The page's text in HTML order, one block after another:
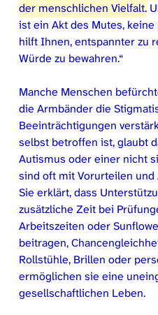
der menschlichen Vielfalt.
ist ein Akt des Mutes, keine
hilft Ihnen, entspannter zu
Würde zu bewahren.“
Manche Menschen
die Armbänder die
Beeinträchtigungen
selbst betroffen ist, glaubt
Autismus oder einer nicht
sind oft mit Vorurteilen
Sie erklärt, dass
zusätzliche Zeit bei
Arbeitszeiten oder
beitragen,
Rollstühle, Brillen oder
ermöglichen sie eine
gesellschaftlichen Leben.